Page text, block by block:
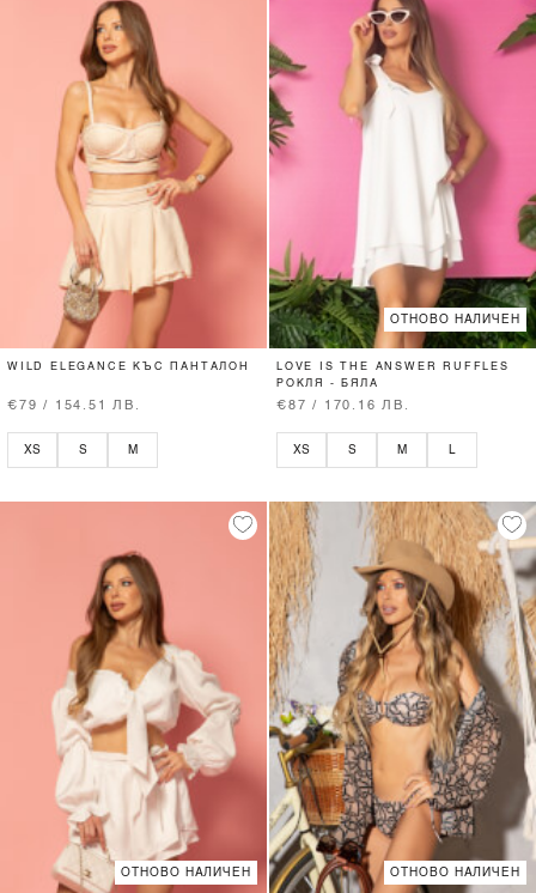
WILD ELEGANCE КЪС ПАНТАЛОН
€79 / 154.51 ЛВ.
XS S M
ОТНОВО НАЛИЧЕН
LOVE IS THE ANSWER RUFFLES
РОКЛЯ - БЯЛА
€87 / 170.16 ЛВ.
XS S M
ОТНОВО НАЛИЧЕН ОТНОВО НАЛИЧЕН